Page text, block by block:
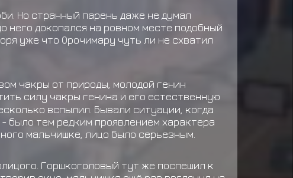
Но странный парень даже не думал
него докопался на ровном месте подобный
уже что Орочимару чуть ли не схватил
чакры от природы, молодой генин
силу чакры генина и его естественную
вспылил. Бывали ситуации, когда
было тем редким проявлением характера
мальчишке, лицо было серьезным.
Горшкоголовый тут же поспешил к